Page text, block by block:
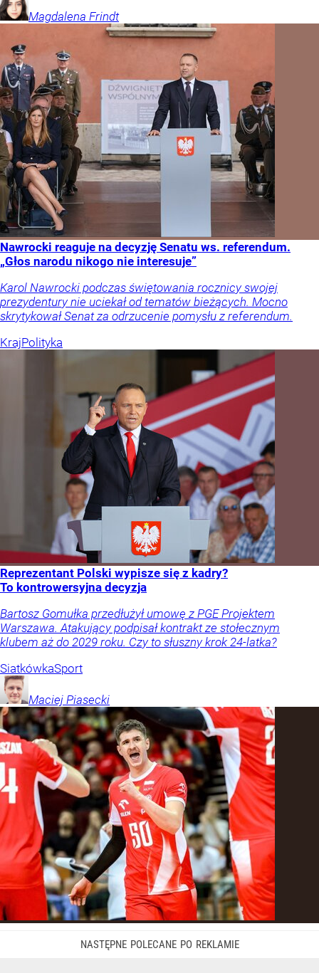
Magdalena Frindt
Nawrocki reaguje na decyzję Senatu ws. referendum.
„Głos narodu nikogo nie interesuje”
Karol Nawrocki podczas świętowania rocznicy swojej
prezydentury nie uciekał od tematów bieżących. Mocno
skrytykował Senat za odrzucenie pomysłu z referendum.
KrajPolityka
Reprezentant Polski wypisze się z kadry?
To kontrowersyjna decyzja
Bartosz Gomułka przedłużył umowę z PGE Projektem
Warszawa. Atakujący podpisał kontrakt ze stołecznym
klubem aż do 2029 roku. Czy to słuszny krok 24-latka?
SiatkówkaSport
Maciej Piasecki